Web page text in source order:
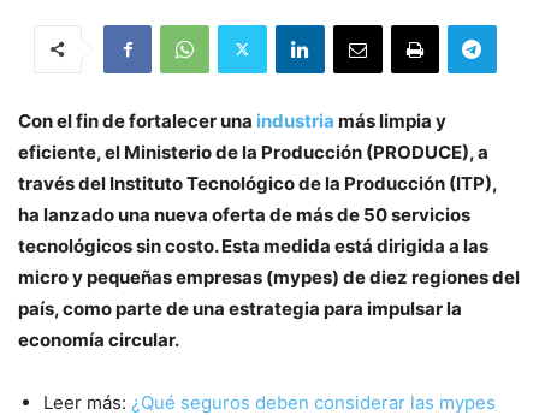
Con el fin de fortalecer una industria más limpia y
eficiente, el Ministerio de la Producción (PRODUCE), a
través del Instituto Tecnológico de la Producción (ITP),
ha lanzado una nueva oferta de más de 50 servicios
tecnológicos sin costo. Esta medida está dirigida a las
micro y pequeñas empresas (mypes) de diez regiones del
país, como parte de una estrategia para impulsar la
economía circular.
Leer más: ¿Qué seguros deben considerar las mypes